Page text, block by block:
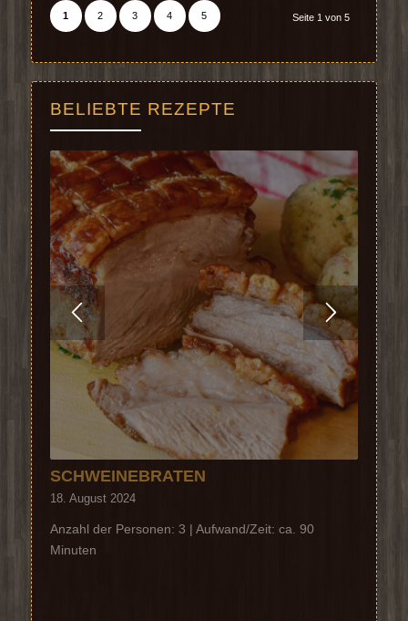
Seite 1 von 5
1 2 3 4 5
BELIEBTE REZEPTE
SCHWEINEBRATEN
18. August 2024
Anzahl der Personen: 3 | Aufwand/Zeit: ca. 90
Minuten